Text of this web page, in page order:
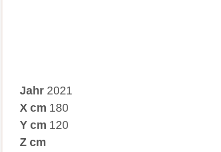
Jahr 2021
X cm 180
Y cm 120
Z cm